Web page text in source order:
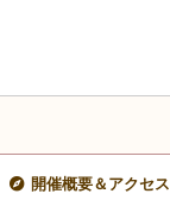
開催概要＆アクセス